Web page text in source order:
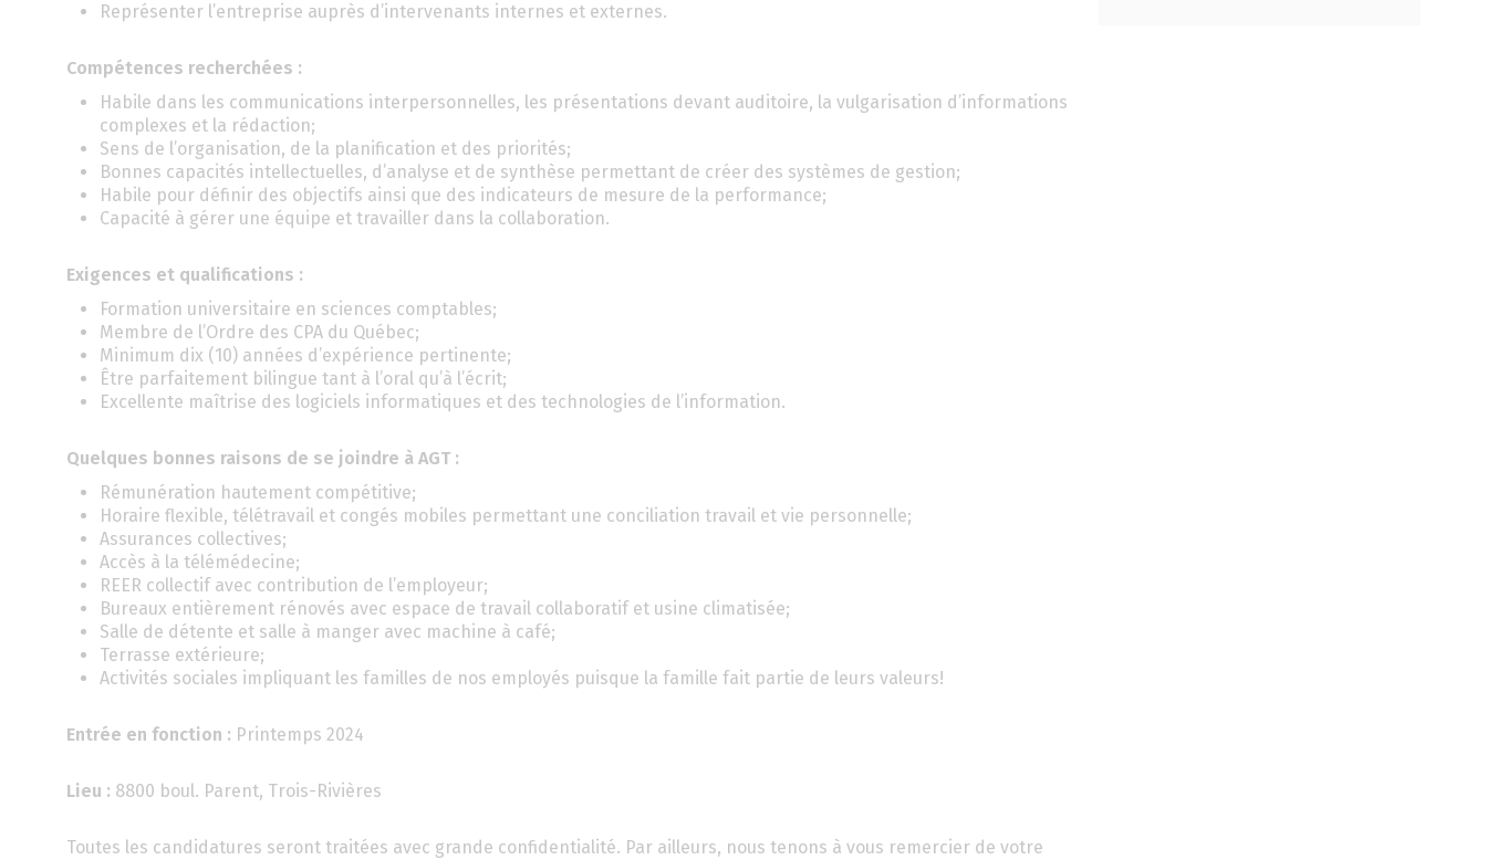
Représenter l’entreprise auprès d’intervenants internes et externes.
Compétences recherchées :
Habile dans les communications interpersonnelles, les présentations devant auditoire, la vulgarisation d’informations
complexes et la rédaction;
Sens de l’organisation, de la planification et des priorités;
Bonnes capacités intellectuelles, d’analyse et de synthèse permettant de créer des systèmes de gestion;
Habile pour définir des objectifs ainsi que des indicateurs de mesure de la performance;
Capacité à gérer une équipe et travailler dans la collaboration.
Exigences et qualifications :
Formation universitaire en sciences comptables;
Membre de l’Ordre des CPA du Québec;
Minimum dix (10) années d’expérience pertinente;
Être parfaitement bilingue tant à l’oral qu’à l’écrit;
Excellente maîtrise des logiciels informatiques et des technologies de l’information.
Quelques bonnes raisons de se joindre à AGT :
Rémunération hautement compétitive;
Horaire flexible, télétravail et congés mobiles permettant une conciliation travail et vie personnelle;
Assurances collectives;
Accès à la télémédecine;
REER collectif avec contribution de l’employeur;
Bureaux entièrement rénovés avec espace de travail collaboratif et usine climatisée;
Salle de détente et salle à manger avec machine à café;
Terrasse extérieure;
Activités sociales impliquant les familles de nos employés puisque la famille fait partie de leurs valeurs!
Entrée en fonction : Printemps 2024
Lieu : 8800 boul. Parent, Trois-Rivières
Toutes les candidatures seront traitées avec grande confidentialité. Par ailleurs, nous tenons à vous remercier de votre